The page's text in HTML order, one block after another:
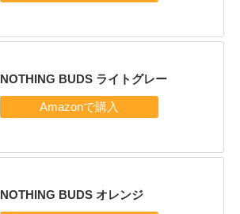
NOTHING BUDS ライトグレー
NOTHING BUDS オレンジ